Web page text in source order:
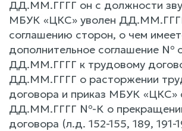
ДД.ММ.ГГГГ он с должности
МБУК «ЦКС» уволен
соглашению сторон, о чем
дополнительное соглашение №
ДД.ММ.ГГГГ к трудовому
ДД.ММ.ГГГГ о расторжении
договора и приказ МБУК «ЦКС»
ДД.ММ.ГГГГ №-К о
договора (л.д. 152-155, 189, 191-